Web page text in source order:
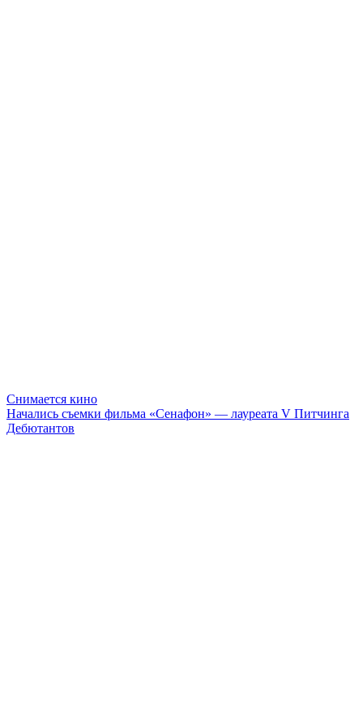
Снимается кино
Начались съемки фильма «Сенафон» — лауреата V Питчинга
Дебютантов